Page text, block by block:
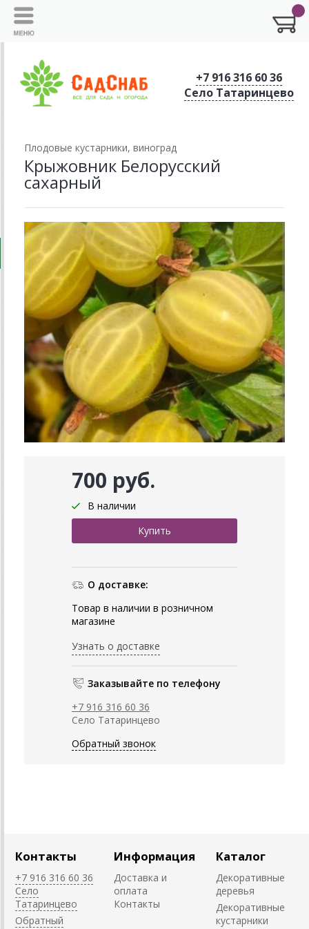
+7 916 316 60 36
Село Татаринцево
Плодовые кустарники, виноград
Крыжовник Белорусский
сахарный
700 руб.
В наличии
О доставке:
Товар в наличии в розничном
магазине
Узнать о доставке
Заказывайте по телефону
+7 916 316 60 36
Село Татаринцево
Обратный звонок
Контакты
+7 916 316 60 36
Село
Татаринцево
Обратный
Информация
Доставка и
оплата
Контакты
Каталог
Декоративные
деревья
Декоративные
кустарники